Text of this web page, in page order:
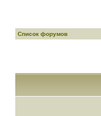
Список форумов